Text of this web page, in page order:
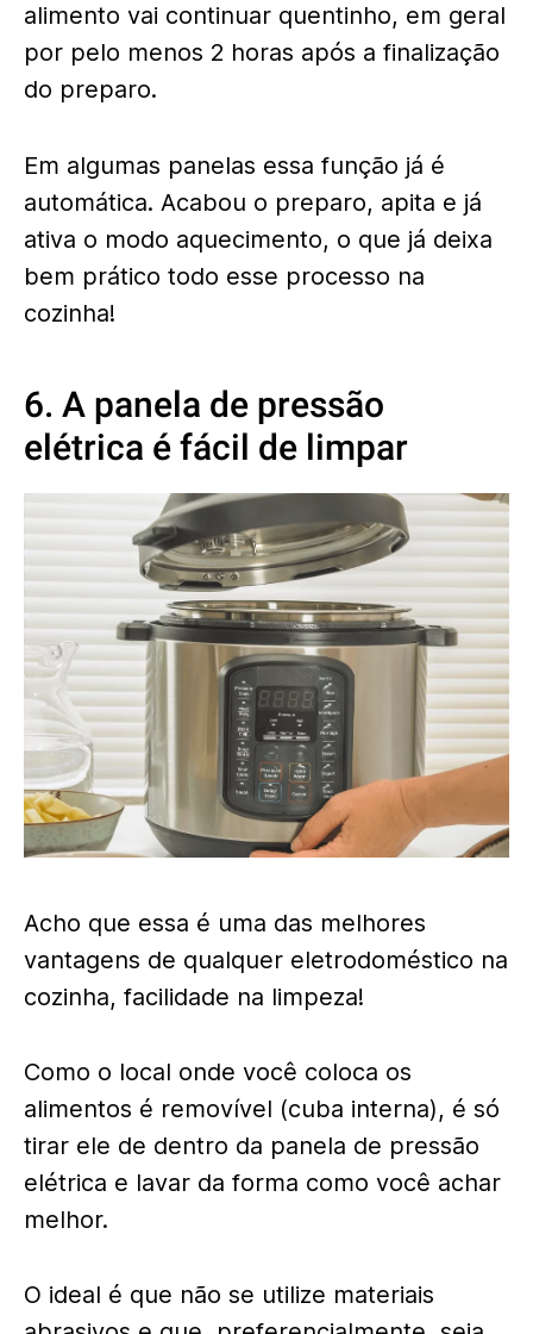
alimento vai continuar quentinho, em geral
por pelo menos 2 horas após a finalização
do preparo.
Em algumas panelas essa função já é
automática. Acabou o preparo, apita e já
ativa o modo aquecimento, o que já deixa
bem prático todo esse processo na
cozinha!
6. A panela de pressão
elétrica é fácil de limpar
Acho que essa é uma das melhores
vantagens de qualquer eletrodoméstico na
cozinha, facilidade na limpeza!
Como o local onde você coloca os
alimentos é removível (cuba interna), é só
tirar ele de dentro da panela de pressão
elétrica e lavar da forma como você achar
melhor.
O ideal é que não se utilize materiais